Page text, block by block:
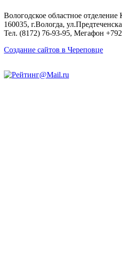
Вологодское областное
160035, г.Вологда,
Тел. (8172) 76-93-95, Мегафон
Создание сайтов в Череповце